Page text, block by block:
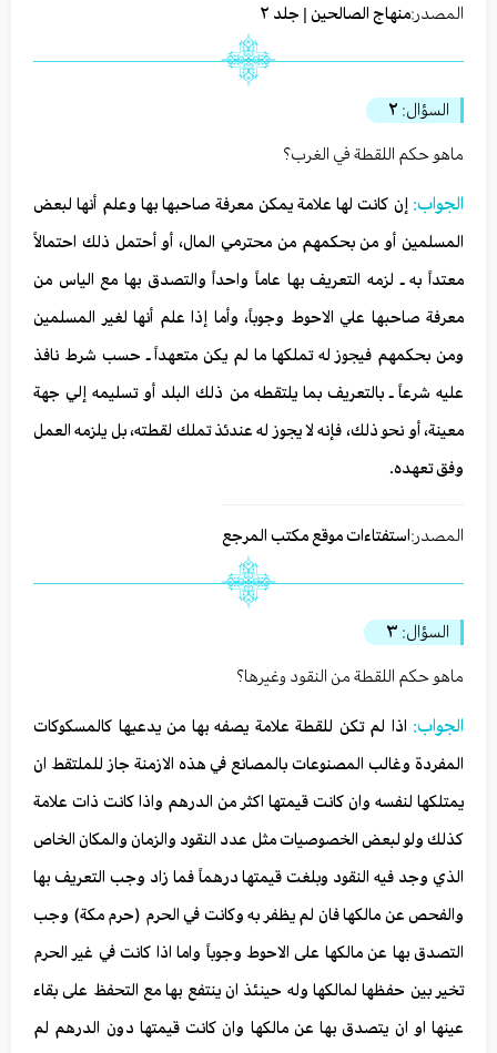
المصدر:منهاج الصالحين | جلد ٢
السؤال: ٢
ماهو حكم اللقطة في الغرب؟
الجواب: إن كانت لها علامة يمكن معرفة صاحبها بها وعلم أنها لبعض
المسلمين أو من بحكمهم من محترمي المال، أو أحتمل ذلك احتمالاً
معتداً به ـ لزمه التعريف بها عاماً واحداً والتصدق بها مع الياس من
معرفة صاحبها علي الاحوط وجوباً، وأما إذا علم أنها لغير المسلمين
ومن بحكمهم فيجوز له تملكها ما لم يكن متعهداً ـ حسب شرط نافذ
عليه شرعاً ـ بالتعريف بما يلتقطه من ذلك البلد أو تسليمه إلي جهة
معينة، أو نحو ذلك، فإنه لا يجوز له عندئذ تملك لقطته، بل يلزمه العمل
وفق تعهده.
المصدر:استفتاءات موقع مكتب المرجع
السؤال: ٣
ماهو حكم اللقطة من النقود وغيرها؟
الجواب: اذا لم تكن للقطة علامة يصفه بها من يدعيها كالمسكوكات
المفردة وغالب المصنوعات بالمصانع في هذه الازمنة جاز للملتقط ان
يمتلكها لنفسه وان كانت قيمتها اكثر من الدرهم واذا كانت ذات علامة
كذلك ولو لبعض الخصوصيات مثل عدد النقود والزمان والمكان الخاص
الذي وجد فيه النقود وبلغت قيمتها درهماً فما زاد وجب التعريف بها
والفحص عن مالكها فان لم يظفر به وكانت في الحرم (حرم مكة) وجب
التصدق بها عن مالكها على الاحوط وجوباً واما اذا كانت في غير الحرم
تخير بين حفظها لمالكها وله حينئذ ان ينتفع بها مع التحفظ على بقاء
عينها او ان يتصدق بها عن مالكها وان كانت قيمتها دون الدرهم لم